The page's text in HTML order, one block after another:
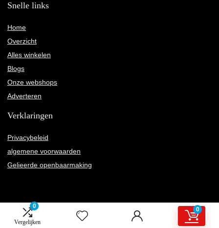
0
Vergelijken
0
Snelle links
Home
Overzicht
Alles winkelen
Blogs
Onze webshops
Adverteren
Verklaringen
Privacybeleid
algemene voorwaarden
Gelieerde openbaarmaking
2022 © Karnelly.nl Alle rechten voorbehouden